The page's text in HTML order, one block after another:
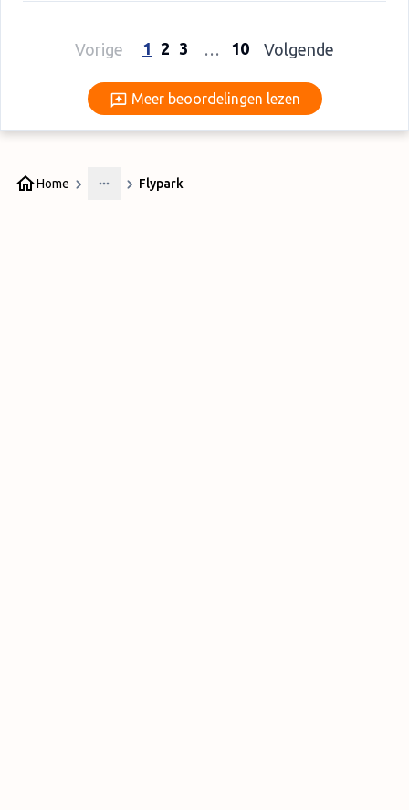
Vorige 1 2 3 … 10 Volgende
Meer beoordelingen lezen
Meer beoordelingen lezen
Home
More
Flypark